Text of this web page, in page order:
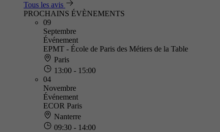
Tous les avis
PROCHAINS ÉVÈNEMENTS
09
Septembre
Événement
EPMT - École de Paris des Métiers de la Table
Paris
13:00 - 15:00
04
Novembre
Événement
ECOR Paris
Nanterre
09:30 - 14:00